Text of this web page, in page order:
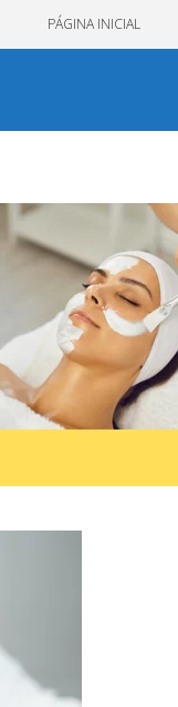
PÁGINA INICIAL